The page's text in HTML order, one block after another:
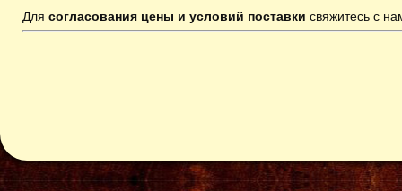
Для согласования цены и условий поставки свяжитесь с